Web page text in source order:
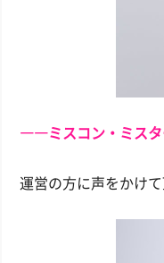
――ミスコン・ミスタ
運営の方に声をかけ